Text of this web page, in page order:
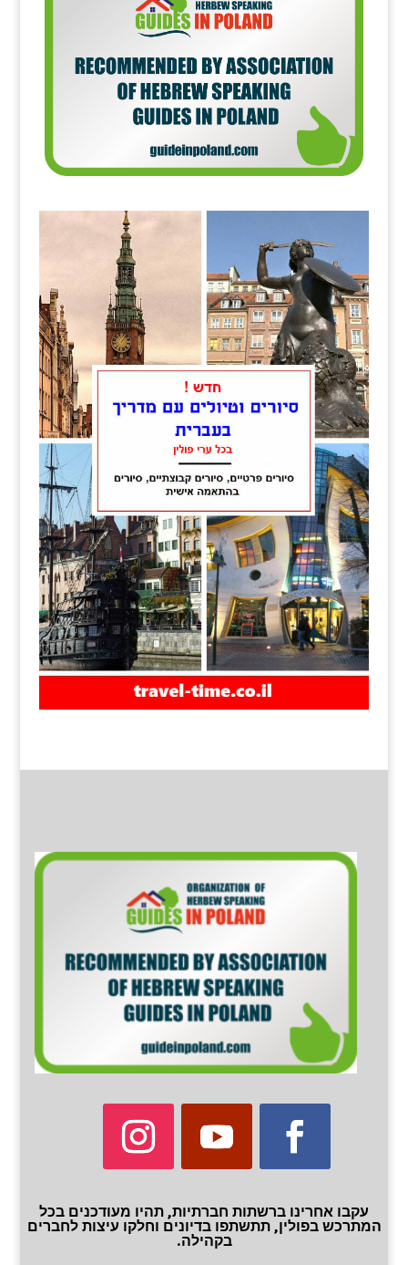
עקבו אחרינו ברשתות חברתיות, תהיו מעודכנים בכל
המתרכש בפולין, תתשתפו בדיונים וחלקו עיצות לחברים
בקהילה.